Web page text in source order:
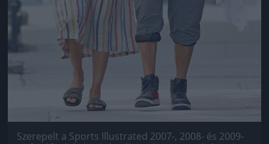
Szerepelt a Sports Illustrated 2007-, 2008- és 2009-